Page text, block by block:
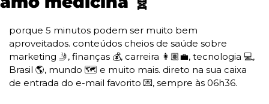
porque 5 minutos podem ser muito bem
aproveitados. conteúdos cheios de saúde sobre
marketing 🤳, finanças 💰, carreira 👩🏽‍💼, tecnologia 💻,
Brasil 🌎, mundo 🗺️ e muito mais. direto na sua caixa
de entrada do e-mail favorito 💌, sempre às 06h36.